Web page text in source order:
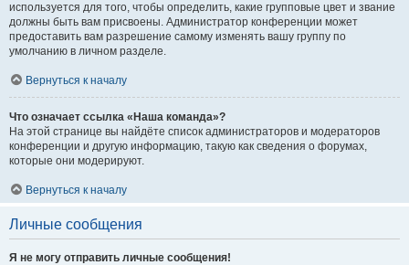
используется для того, чтобы определить, какие групповые цвет и звание
должны быть вам присвоены. Администратор конференции может
предоставить вам разрешение самому изменять вашу группу по
умолчанию в личном разделе.
Вернуться к началу
Что означает ссылка «Наша команда»?
На этой странице вы найдёте список администраторов и модераторов
конференции и другую информацию, такую как сведения о форумах,
которые они модерируют.
Вернуться к началу
Личные сообщения
Я не могу отправить личные сообщения!